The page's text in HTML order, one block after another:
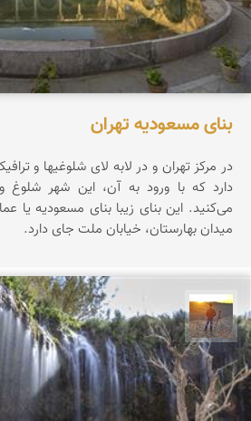
بنای مسعودیه تهران
در مرکز تهران و در لابه لای شلوغیها و
دارد که با ورود به آن، این شهر
می‌کنید. این بنای زیبا بنای مسعودیه یا
میدان بهارستان، خیابان ملت جای دارد.
مهدی مخلصیان